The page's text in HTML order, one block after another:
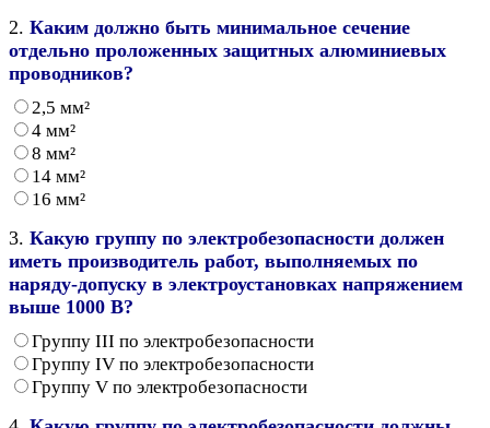
2. Каким должно быть минимальное сечение
отдельно проложенных защитных алюминиевых
проводников?
2,5 мм²
4 мм²
8 мм²
14 мм²
16 мм²
3. Какую группу по электробезопасности должен
иметь производитель работ, выполняемых по
наряду-допуску в электроустановках напряжением
выше 1000 В?
Группу III по электробезопасности
Группу IV по электробезопасности
Группу V по электробезопасности